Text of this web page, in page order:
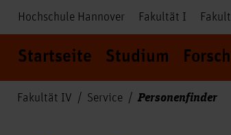
Hochschule Hannover Fakultät I
Startseite Studium
Fakultät IV Service Personenfinder